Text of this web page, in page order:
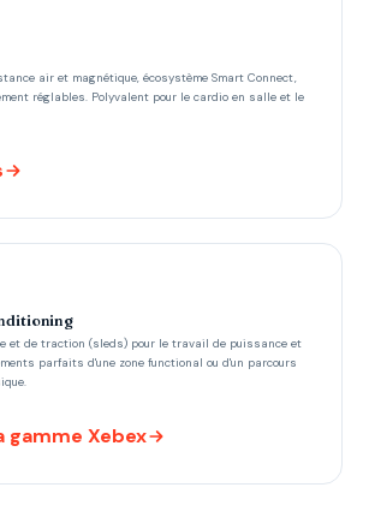
air et magnétique, écosystème Smart Connect,
réglables. Polyvalent pour le cardio en salle et le
et de traction (sleds) pour le travail de puissance et
parfaits d'une zone functional ou d'un parcours
gamme Xebex